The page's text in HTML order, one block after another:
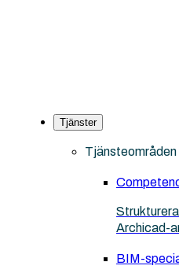
Tjänster
Tjänsteområden
Archicad-
BIM-